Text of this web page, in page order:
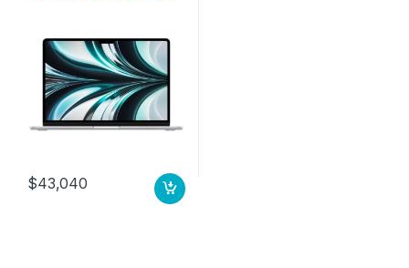
$43,040